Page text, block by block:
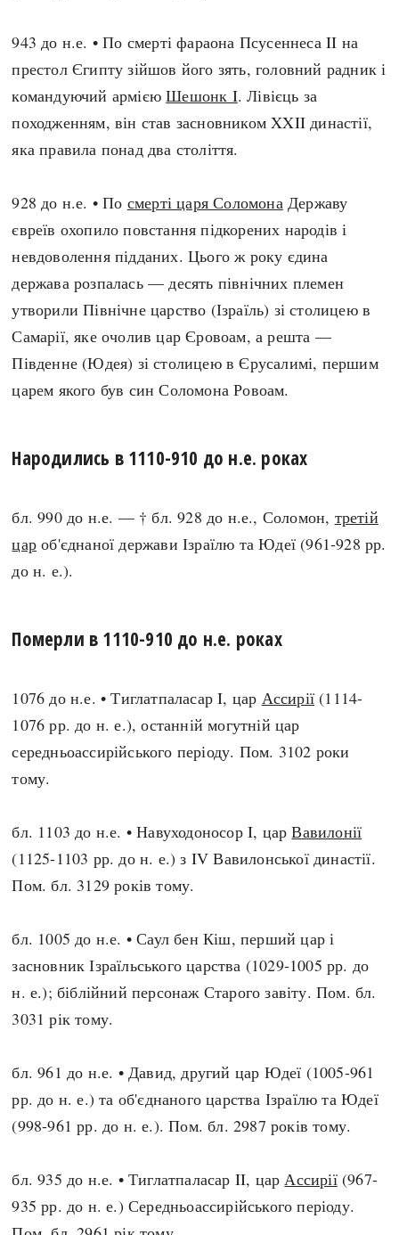
943 до н.е. • По смерті фараона Псусеннеса II на
престол Єгипту зійшов його зять, головний радник і
командуючий армієюШешонк I. Лівієць за
походженням, він став засновником XXII династії,
яка правила понад два століття.
928 до н.е. • По смерті царя СоломонаДержаву
євреїв охопило повстання підкорених народів і
невдоволення підданих. Цього ж року єдина
держава розпалась — десять північних племен
утворили Північне царство (Ізраїль) зі столицею в
Самарії, яке очолив цар Єровоам, а решта —
Південне (Юдея) зі столицею в Єрусалимі, першим
царем якого був син Соломона Ровоам.
Народились в 1110-910 до н.е. роках
бл. 990 до н.е. — † бл. 928 до н.е., Соломон, третій
цар об'єднаної держави Ізраїлю та Юдеї (961-928 рр.
до н. е.).
Померли в 1110-910 до н.е. роках
1076 до н.е. • Тиглатпаласар I, цар Ассирії (1114-
1076 рр. до н. е.), останній могутній цар
середньоассирійського періоду. Пом. 3102 роки
тому.
бл. 1103 до н.е. • Навуходоносор I, царВавилонії
(1125-1103 рр. до н. е.) з IV Вавилонської династії.
Пом. бл. 3129 років тому.
бл. 1005 до н.е. • Саул бен Кіш, перший цар і
засновник Ізраїльського царства (1029-1005 рр. до
н. е.); біблійний персонаж Старого завіту. Пом. бл.
3031 рік тому.
бл. 961 до н.е. • Давид, другий цар Юдеї (1005-961
рр. до н. е.) та об'єднаного царства Ізраїлю та Юдеї
(998-961 рр. до н. е.). Пом. бл. 2987 років тому.
бл. 935 до н.е. • Тиглатпаласар II, царАссирії(967-
935 рр. до н. е.) Середньоассирійського періоду.